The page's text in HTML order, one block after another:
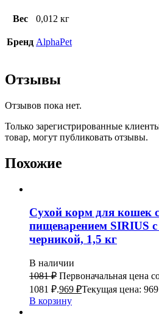
Вес 0,012 кг
Бренд AlphaPet
Отзывы
Отзывов пока нет.
Только зарегистрированные
товар, могут публиковать отзывы.
Похожие
Сухой корм для кошек
пищеварением SIRIUS
черникой, 1,5 кг
В наличии
1081₽ Первоначальная цена
1081 ₽.969 ₽Текущая цена:
В корзину